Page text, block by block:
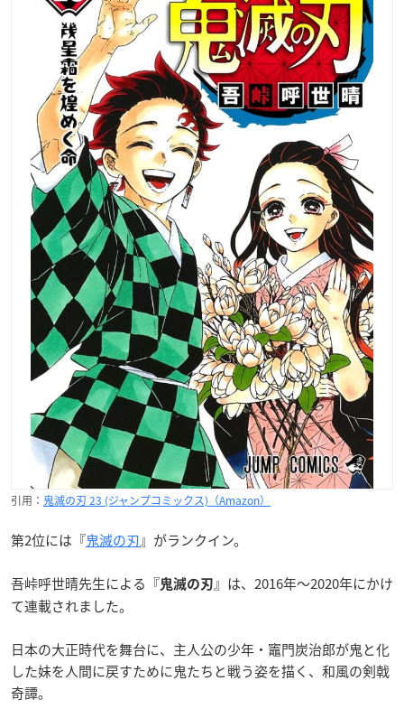
引用： 鬼滅の刃 23 (ジャンプコミックス)（Amazon）
第2位には『鬼滅の刃』がランクイン。
吾峠呼世晴先生による『鬼滅の刃』は、2016年〜2020年にかけ
て連載されました。
日本の大正時代を舞台に、主人公の少年・竈門炭治郎が鬼と化
した妹を人間に戻すために鬼たちと戦う姿を描く、和風の剣戟
奇譚。